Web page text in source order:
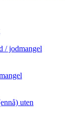
/ jodmangel
uten